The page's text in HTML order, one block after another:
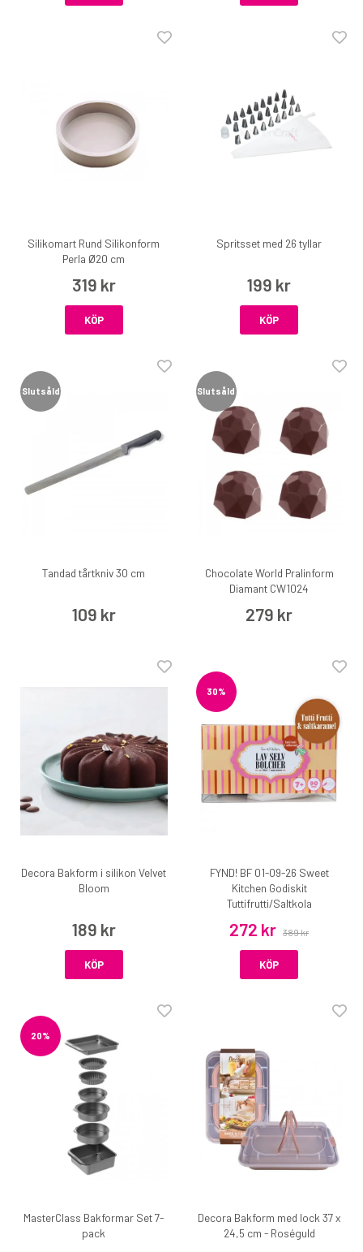
Silikomart Rund Silikonform
Perla Ø20 cm
319 kr
KÖP
Spritsset med 26 tyllar
199 kr
KÖP
Slutsåld
Tandad tårtkniv 30 cm
109 kr
Slutsåld
Chocolate World Pralinform
Diamant CW1024
279 kr
Decora Bakform i silikon Velvet
Bloom
189 kr
KÖP
30%
FYND! BF 01-09-26 Sweet
Kitchen Godiskit
Tuttifrutti/Saltkola
272 kr 389 kr
KÖP
20%
MasterClass Bakformar Set 7-
pack
Decora Bakform med lock 37 x
24,5 cm - Roséguld